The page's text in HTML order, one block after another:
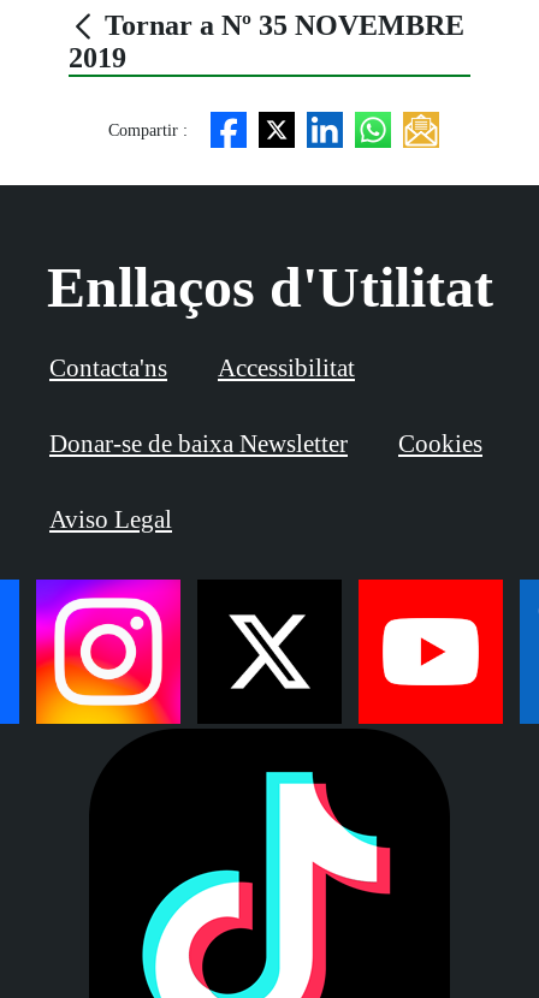
Tornar a Nº 35 NOVEMBRE
2019
Compartir :
Enllaços d'Utilitat
Contacta'ns Accessibilitat
Donar-se de baixa Newsletter Cookies
Aviso Legal